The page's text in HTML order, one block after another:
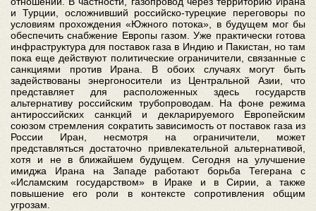
и Турции, осложнивший российско-турецкие переговоры по
условиям прохождения «Южного потока», в будущем мог бы
обеспечить снабжение Европы газом. Уже практически готова
инфраструктура для поставок газа в Индию и Пакистан, но там
пока еще действуют политические ограничители, связанные с
санкциями против Ирана. В обоих случаях могут быть
задействованы энергоносители из Центральной Азии, что
представляет для расположенных здесь государств
альтернативу российским трубопроводам. На фоне режима
антироссийских санкций и декларируемого Европейским
союзом стремления сократить зависимость от поставок газа из
России Иран, несмотря на ограничители, может
представляться достаточно привлекательной альтернативой,
хотя и не в ближайшем будущем. Сегодня на улучшение
имиджа Ирана на Западе работают борьба Тегерана с
«Исламским государством» в Ираке и в Сирии, а также
повышение его роли в контексте сопротивления общим
угрозам.